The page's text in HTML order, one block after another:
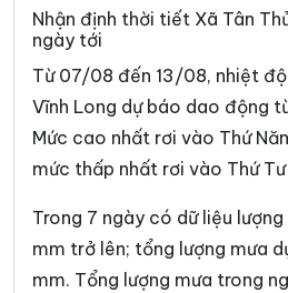
Xã Bình Đại Xã
Xã Bình Phước
Xã Cái Nhum
Xã Cầu Kè Xã
Xã Châu Hòa
Xã Châu Thành Xã
Xã Đại An
Nhận định thời tiết Xã Tân
ngày tới
Từ 07/08 đến 13/08, nhiệt
Vĩnh Long dự báo dao động
Mức cao nhất rơi vào Thứ
mức thấp nhất rơi vào Thứ
Trong 7 ngày có dữ liệu
mm trở lên; tổng lượng mưa
mm. Tổng lượng mưa trong